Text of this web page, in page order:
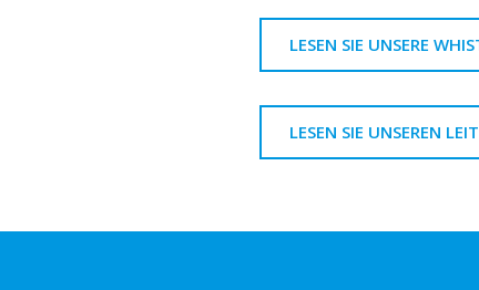
LESEN SIE UNSERE
LESEN SIE UNSEREN